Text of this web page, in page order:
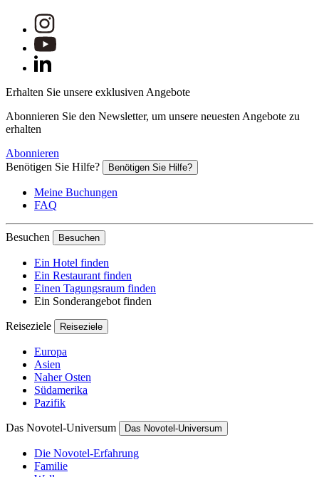
Erhalten Sie unsere exklusiven Angebote
Abonnieren Sie den Newsletter, um unsere neuesten Angebote zu
erhalten
Abonnieren
Benötigen Sie Hilfe?
Benötigen Sie Hilfe?
Meine Buchungen
FAQ
Besuchen Besuchen
Ein Hotel finden
Ein Restaurant finden
Einen Tagungsraum finden
Ein Sonderangebot finden
Reiseziele Reiseziele
Europa
Asien
Naher Osten
Südamerika
Pazifik
Das Novotel-Universum Das Novotel-Universum
Die Novotel-Erfahrung
Familie